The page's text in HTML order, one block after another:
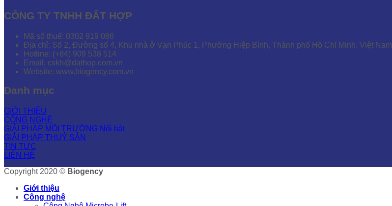
CÔNG TY TNHH ĐẤT HỢP
Mã số thuế: 0302 919 086
Địa chỉ: Số 2, Đường số 4, Khu nhà ở Vạn Phúc 1, Phường Hiệp Bình, Thành phố Hồ Chí Minh, Việt Nam
Hotline: (+84) 909 538 514
Email: cskh@dathop.com.vn
Website: www.biogency.com.vn
Danh mục
GIỚI THIỆU
CÔNG NGHỆ
GIẢI PHÁP MÔI TRƯỜNG
GIẢI PHÁP THUỶ SẢN
TIN TỨC
LIÊN HỆ
Copyright 2020 © Biogency
Giới thiệu
Công nghệ